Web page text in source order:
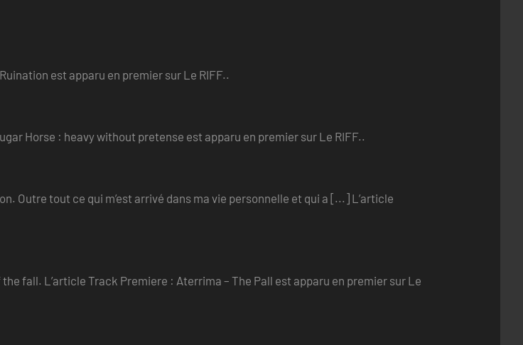
est apparu en premier sur Le RIFF..
Horse : heavy without pretense est apparu en premier sur Le RIFF..
Outre tout ce qui m’est arrivé dans ma vie personnelle et qui a [...] L’article
fall. L’article Track Premiere : Aterrima – The Pall est apparu en premier sur Le